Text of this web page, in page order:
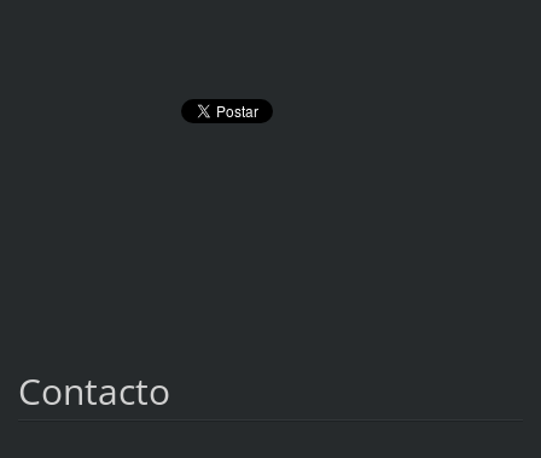
Contacto